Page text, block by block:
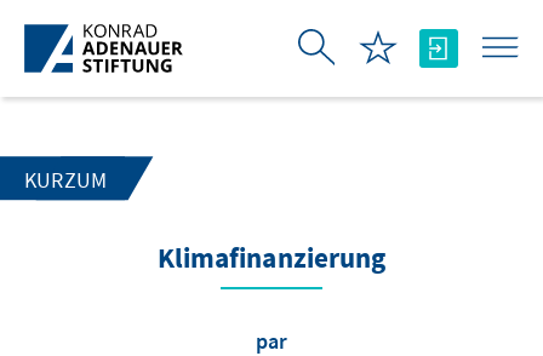
Saut au contenu principal
KURZUM
Klimafinanzierung
par